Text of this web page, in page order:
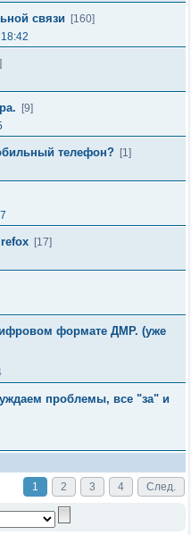
связи
[160]
[9]
телефон? [1]
[17]
формате ДМР. (уже
проблемы, все "за" и
1
2 3 4 След.